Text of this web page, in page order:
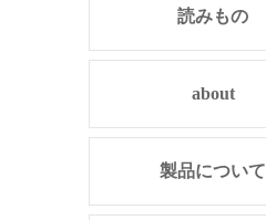
読みもの
about
製品について